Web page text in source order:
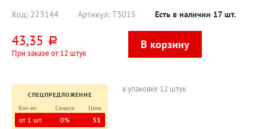
черный,
тонирова
Код: 223144 Артикул: T3015 Есть в наличии 17шт.
43,35 руб.
При заказе от 12 штук
СПЕЦПРЕДЛОЖЕНИЕ
Кол-во
Скидка Цена
от 1 шт. 0%
51
в упаковке 12 штук